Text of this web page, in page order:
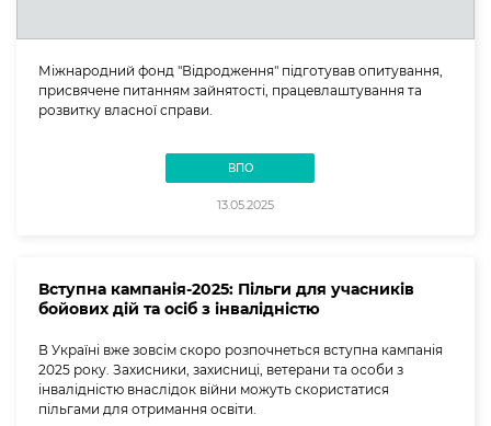
Міжнародний фонд "Відродження" підготував опитування,
присвячене питанням зайнятості, працевлаштування та
розвитку власної справи.
ВПО
13.05.2025
Вступна кампанія-2025: Пільги для учасників
бойових дій та осіб з інвалідністю
В Україні вже зовсім скоро розпочнеться вступна кампанія
2025 року. Захисники, захисниці, ветерани та особи з
інвалідністю внаслідок війни можуть скористатися
пільгами для отримання освіти.